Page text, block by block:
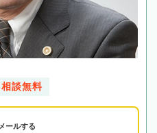
談無料
メールする